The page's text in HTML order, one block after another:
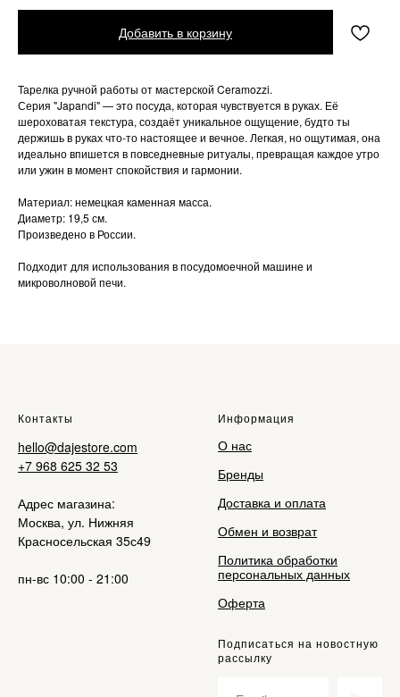
Добавить в корзину
Тарелка ручной работы от мастерской Ceramozzi.
Серия "Japandi" — это посуда, которая чувствуется в руках. Её
шероховатая текстура, создаёт уникальное ощущение, будто ты
держишь в руках что-то настоящее и вечное. Легкая, но ощутимая, она
идеально впишется в повседневные ритуалы, превращая каждое утро
или ужин в момент спокойствия и гармонии.
Материал: немецкая каменная масса.
Диаметр: 19,5 см.
Произведено в России.
Подходит для использования в посудомоечной машине и
микроволновой печи.
Контакты
hello@dajestore.com
+7 968 625 32 53
Адрес магазина:
Москва, ул. Нижняя
Красносельская 35с49
пн-вс 10:00 - 21:00
Информация
О нас
Бренды
Доставка и оплата
Обмен и возврат
Политика обработки
персональных данных
Оферта
Подписаться на новостную
рассылку